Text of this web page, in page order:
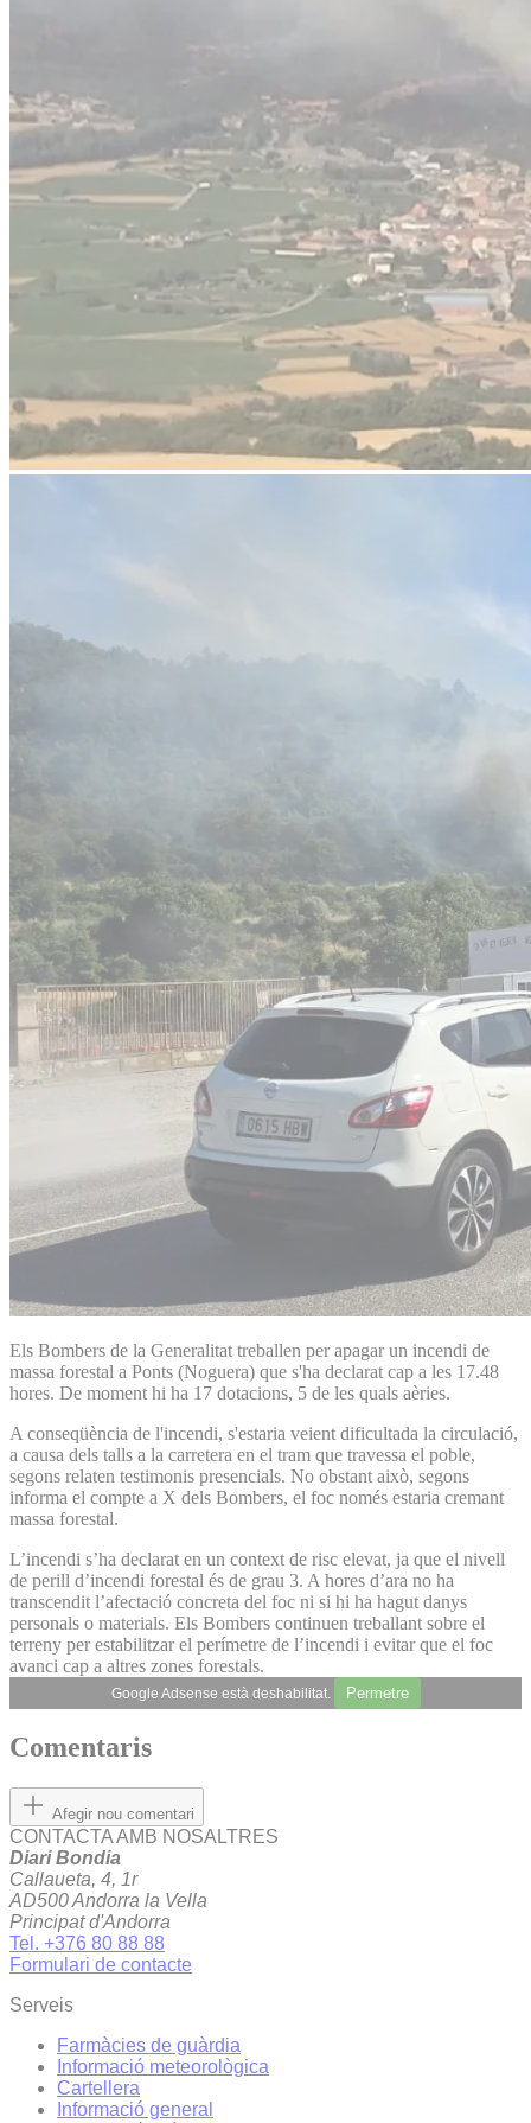
Els Bombers de la Generalitat treballen per apagar un incendi de
massa forestal a Ponts (Noguera) que s'ha declarat cap a les 17.48
hores. De moment hi ha 17 dotacions, 5 de les quals aèries.
A conseqüència de l'incendi, s'estaria veient dificultada la circulació,
a causa dels talls a la carretera en el tram que travessa el poble,
segons relaten testimonis presencials. No obstant això, segons
informa el compte a X dels Bombers, el foc només estaria cremant
massa forestal.
L’incendi s’ha declarat en un context de risc elevat, ja que el nivell
de perill d’incendi forestal és de grau 3. A hores d’ara no ha
transcendit l’afectació concreta del foc ni si hi ha hagut danys
personals o materials. Els Bombers continuen treballant sobre el
terreny per estabilitzar el perímetre de l’incendi i evitar que el foc
avanci cap a altres zones forestals.
Google Adsense està deshabilitat. Permetre
Comentaris
Afegir nou comentari
CONTACTA AMB NOSALTRES
Diari Bondia
Callaueta, 4, 1r
AD500 Andorra la Vella
Principat d'Andorra
Tel. +376 80 88 88
Formulari de contacte
Serveis
Farmàcies de guàrdia
Informació meteorològica
Cartellera
Informació general